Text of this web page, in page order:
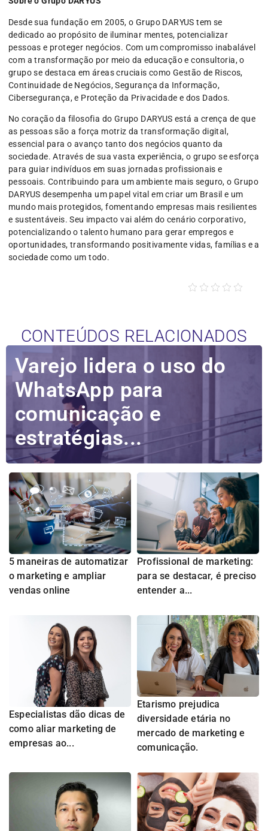
Desde sua fundação em 2005, o Grupo DARYUS tem se
dedicado ao propósito de iluminar mentes, potencializar
pessoas e proteger negócios. Com um compromisso inabalável
com a transformação por meio da educação e consultoria, o
grupo se destaca em áreas cruciais como Gestão de Riscos,
Continuidade de Negócios, Segurança da Informação,
Cibersegurança, e Proteção da Privacidade e dos Dados.
No coração da filosofia do Grupo DARYUS está a crença de que
as pessoas são a força motriz da transformação digital,
essencial para o avanço tanto dos negócios quanto da
sociedade. Através de sua vasta experiência, o grupo se esforça
para guiar indivíduos em suas jornadas profissionais e
pessoais. Contribuindo para um ambiente mais seguro, o Grupo
DARYUS desempenha um papel vital em criar um Brasil e um
mundo mais protegidos, fomentando empresas mais resilientes
e sustentáveis. Seu impacto vai além do cenário corporativo,
potencializando o talento humano para gerar empregos e
oportunidades, transformando positivamente vidas, famílias e a
sociedade como um todo.
CONTEÚDOS RELACIONADOS
Varejo lidera o uso do
WhatsApp para
comunicação e
estratégias...
5 maneiras de automatizar
o marketing e ampliar
vendas online
Profissional de marketing:
para se destacar, é preciso
entender a...
Especialistas dão dicas de
como aliar marketing de
empresas ao...
Etarismo prejudica
diversidade etária no
mercado de marketing e
comunicação.